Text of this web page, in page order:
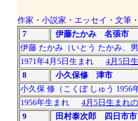
作家・小説家・エッセイ・文筆
7
伊藤たかみ 名張市
伊藤 たかみ（いとう たかみ、
1971年4月5日生まれ 4月5日
8
小久保修 津市
小久保 修（こくぼ しゅう 1956
1956年生まれ 4月5日生まれ
9
田村泰次郎 四日市市